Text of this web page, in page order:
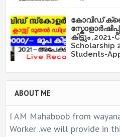
കോവിഡ്
കിട്ടും
Scholarship
Students-
ABOUT ME
I AM Mahaboob from
Worker .we will provide in